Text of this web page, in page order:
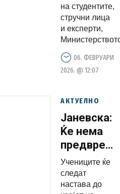
и развој
на
науката
на студентите,
стручни лица
и експерти,
06. ФЕВРУАРИ
2026. @ 12:07
АКТУЕЛНО
Јаневска:
Ќе нема
зимски
распуст
поради
Учениците ќе
следат
настава до